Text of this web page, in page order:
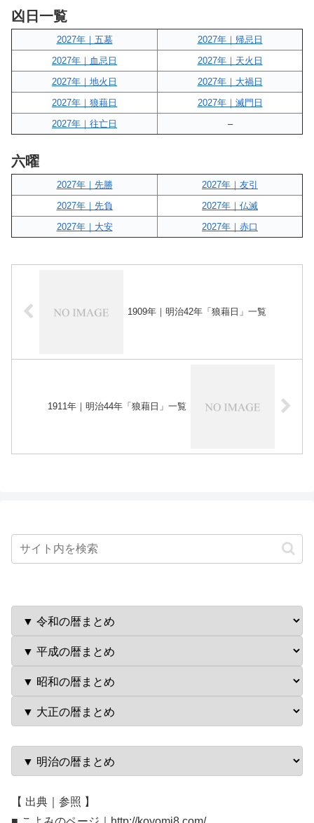
凶日一覧
2027年｜五墓
2027年｜帰忌日
2027年｜血忌日
2027年｜天火日
2027年｜地火日
2027年｜大禍日
2027年｜狼藉日
2027年｜滅門日
2027年｜往亡日
–
六曜
2027年｜先勝
2027年｜友引
2027年｜先負
2027年｜仏滅
2027年｜大安
2027年｜赤口
1909年｜明治42年「狼藉日」一覧
1911年｜明治44年「狼藉日」一覧
【 出典｜参照 】